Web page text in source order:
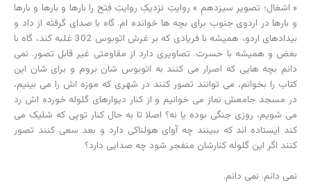
« اشغال؛ تصویر سیزدهمِ » روایتِ نزدیکِ روایتِ فتح را بارها و بارها و بارها
و بارها در اردوی جنوب برای بچه ها خوانده ام. گاه با صدای گرفته از داد و
بیدادهای اردو، همیشه با فریادی که بر غرش اتوبوس 302 غلبه کند، گاه با
بغض و همیشه با حسرت. تصاویری دارد از مقاومتی غیر قابل تصور. نمی
دانم بچه هایی که اصرار می کنند به اتوبوس شان بروم و برای شان این
کتاب را بخوانم، می توانند تصور کنند در شهری که موزه اش را می بینیم،
در مسجد جامعش نماز می خوانیم و از کنار دیوارهای گلوله خورده اش رد
می شویم، روزی جنگی بوده یا نه؟ اصلا تا به حال کنار توپی که شلیک می
کند ایستاده اند که ببینند چه آوای هولناکی دارد و بعد سعی کنند تصور
کنند اگر این گلوله کنارشان منفجر شود چه صدایی دارد؟
نمی دانم. نمی دانم.